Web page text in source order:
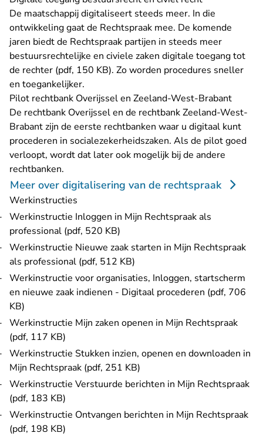
De maatschappij digitaliseert steeds meer. In die
ontwikkeling gaat de Rechtspraak mee. De komende
jaren biedt de Rechtspraak partijen in steeds meer
bestuursrechtelijke en civiele zaken digitale toegang tot
de rechter (pdf, 150 KB). Zo worden procedures sneller
en toegankelijker.
Pilot rechtbank Overijssel en Zeeland-West-Brabant
De rechtbank Overijssel en de rechtbank Zeeland-West-
Brabant zijn de eerste rechtbanken waar u digitaal kunt
procederen in socialezekerheidszaken. Als de pilot goed
verloopt, wordt dat later ook mogelijk bij de andere
rechtbanken.
Meer over digitalisering van de rechtspraak
Werkinstructies
Werkinstructie Inloggen in Mijn Rechtspraak als
professional (pdf, 520 KB)
Werkinstructie Nieuwe zaak starten in Mijn Rechtspraak
als professional (pdf, 512 KB)
Werkinstructie voor organisaties, Inloggen, startscherm
en nieuwe zaak indienen - Digitaal procederen (pdf, 706
KB)
Werkinstructie Mijn zaken openen in Mijn Rechtspraak
(pdf, 117 KB)
Werkinstructie Stukken inzien, openen en downloaden in
Mijn Rechtspraak (pdf, 251 KB)
Werkinstructie Verstuurde berichten in Mijn Rechtspraak
(pdf, 183 KB)
Werkinstructie Ontvangen berichten in Mijn Rechtspraak
(pdf, 198 KB)